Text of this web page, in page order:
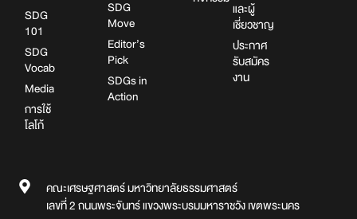
SDG
101
SDG
Vocab
Media
การใช้
โลโก้
SDG
Move
Editor’s
Pick
SDGs in
Action
และผู้
เชี่ยวชาญ
ประกาศ
รับสมัคร
งาน
คณะเศรษฐศาสตร์ มหาวิทยาลัยธรรมศาสตร์
เลขที่ 2 ถนนพระจันทร์ แขวงพระบรมมหาราชวัง เขตพระนคร